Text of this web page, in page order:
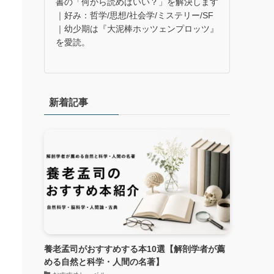
｜好み：哲学/思想/社会学/ミステリー/SF
｜幼少期は『大泥棒ホッツェンプロッツ』
を愛読。
新着記事
養老孟司がおすすめする本10選【解剖学者が薦
める自然と科学・人間の名著】